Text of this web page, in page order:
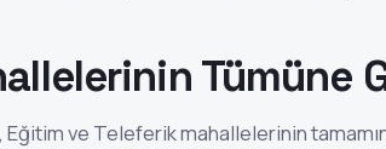
Tümüne
Eğitim ve Teleferik mahallelerinin